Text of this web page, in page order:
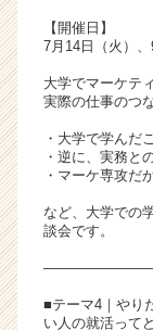
【開催日】
7月14日（火）、
大学でマーケテ
実際の仕事のつ
・大学で学んだ
・逆に、実務と
・マーケ専攻だ
など、大学での
談会です。
■テーマ4｜やり
い人の就活って